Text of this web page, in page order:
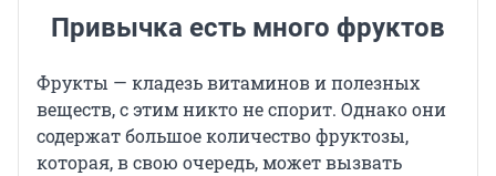
Привычка есть много фруктов
Фрукты — кладезь витаминов и полезных
веществ, с этим никто не спорит. Однако они
содержат большое количество фруктозы,
которая, в свою очередь, может вызвать